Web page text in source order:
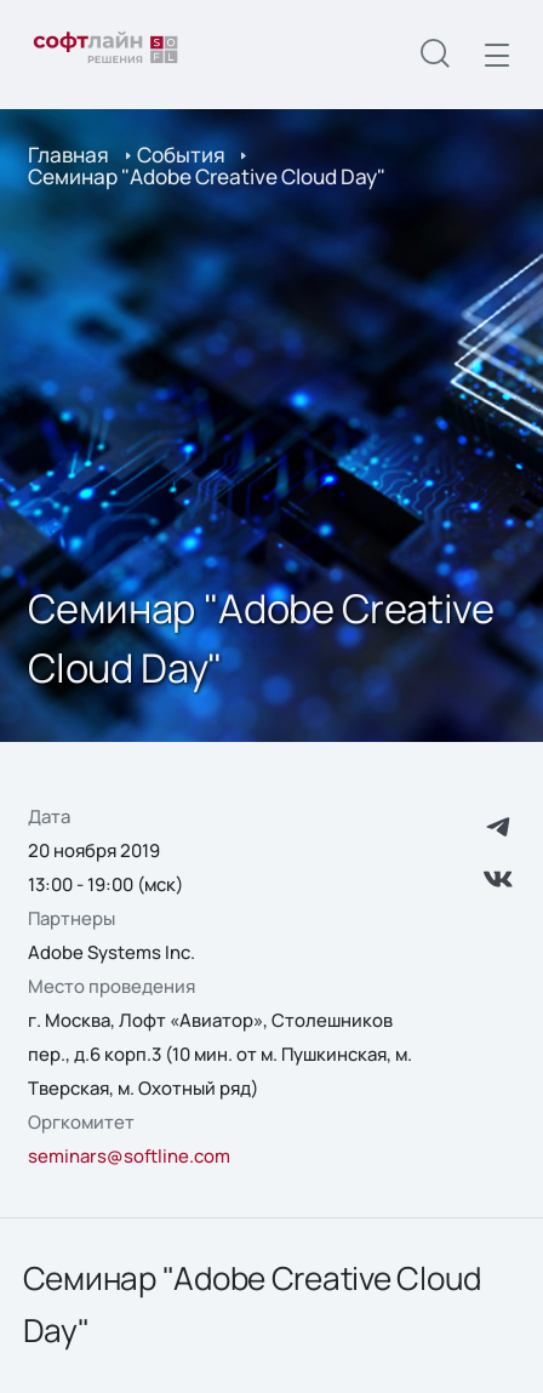
Главная События
Семинар "Adobe Creative Cloud Day"
Семинар "Adobe Creative
Cloud Day"
Дата
20 ноября 2019
13:00 - 19:00 (мск)
Партнеры
Adobe Systems Inc.
Место проведения
г. Москва, Лофт «Авиатор», Столешников
пер., д.6 корп.3 (10 мин. от м. Пушкинская, м.
Тверская, м. Охотный ряд)
Оргкомитет
seminars@softline.com
Семинар "Adobe Creative Cloud
Day"